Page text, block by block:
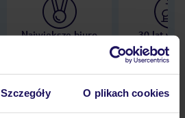
Szczegóły O plikach cookies
Największe biuro
30 lat w